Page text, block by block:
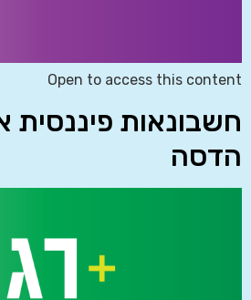
Open to access this content
חשבונאות פיננסית
הדסה